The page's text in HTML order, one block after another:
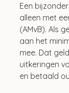
Een
alleen met
(AMvB). Als
aan het
mee. Dat
uitkeringen
en betaald